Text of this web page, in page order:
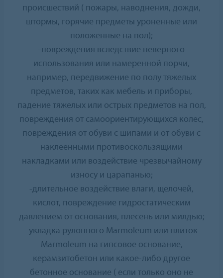
происшествий ( пожары, наводнения, дожди,
штормы, горячие предметы уроненные или
положенные на пол);
-повреждения вследствие неверного
использования или намеренной порчи,
например, передвижение по полу тяжелых
предметов, таких как мебель и приборы,
падение тяжелых или острых предметов на пол,
повреждения от самоориентирующихся колес,
повреждения от обуви с шипами и от обуви с
наклеенными противоскользящими
накладками или воздействие чрезвычайному
износу и царапанью;
-длительное воздействие влаги, щелочей,
кислот, повреждение гидростатическим
давлением от основания, плесень или милдью;
-укладка рулонного Marmoleum или плиток
Marmoleum на гипсовое основание,
керамзитобетон или какое-либо другое
бетонное основание ( если только оно не